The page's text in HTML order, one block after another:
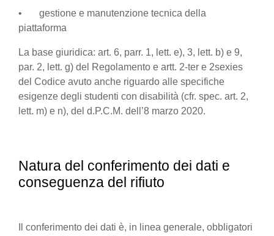
• gestione e manutenzione tecnica della
piattaforma
La base giuridica: art. 6, parr. 1, lett. e), 3, lett. b) e 9,
par. 2, lett. g) del Regolamento e artt. 2-ter e 2sexies
del Codice avuto anche riguardo alle specifiche
esigenze degli studenti con disabilità (cfr. spec. art. 2,
lett. m) e n), del d.P.C.M. dell’8 marzo 2020.
Natura del conferimento dei dati e
conseguenza del rifiuto
Il conferimento dei dati è, in linea generale, obbligatori